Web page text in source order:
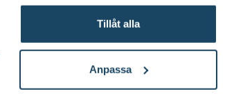
Tillåt alla
Anpassa